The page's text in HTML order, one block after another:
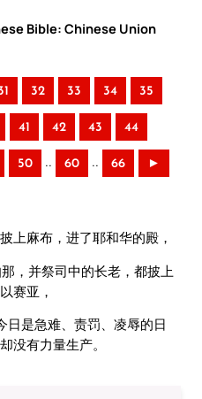
Bible: Chinese Union
32 33 34 35
41 42 43 44
50 .. 60 .. 66 ►
上麻布，进了耶和华的殿，
，并祭司中的长老，都披上
赛亚，
日是急难、责罚、凌辱的日
没有力量生产。